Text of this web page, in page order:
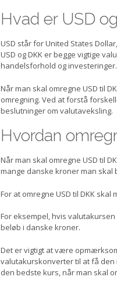
Hvad er USD
USD står for United States
USD og DKK er begge vigtige
handelsforhold og investeringer.
Når man skal omregne USD til
omregning. Ved at forstå
beslutninger om valutaveksling.
Hvordan
Når man skal omregne USD til
mange danske kroner man
For at omregne USD til DKK
For eksempel, hvis valutakursen
beløb i danske kroner.
Det er vigtigt at være
valutakurskonverter til at få den
den bedste kurs, når man skal